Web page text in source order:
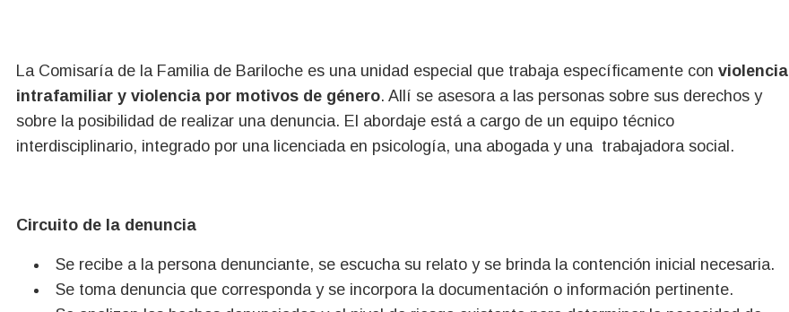
La Comisaría de la Familia de Bariloche es una unidad especial que trabaja específicamente con violencia
intrafamiliar y violencia por motivos de género. Allí se asesora a las personas sobre sus derechos y
sobre la posibilidad de realizar una denuncia. El abordaje está a cargo de un equipo técnico
interdisciplinario, integrado por una licenciada en psicología, una abogada y una trabajadora social.
Circuito de la denuncia
Se recibe a la persona denunciante, se escucha su relato y se brinda la contención inicial necesaria.
Se toma denuncia que corresponda y se incorpora la documentación o información pertinente.